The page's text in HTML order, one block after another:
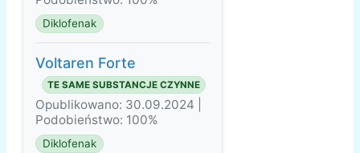
Diklofenak
Voltaren Forte
TE SAME SUBSTANCJE CZYNNE
Opublikowano: 30.09.2024 |
Podobieństwo: 100%
Diklofenak